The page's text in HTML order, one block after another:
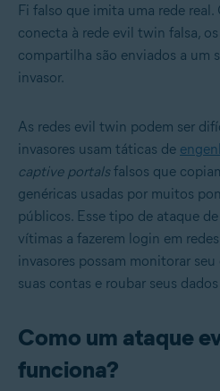
Fi falso que imita uma rede
conecta à rede evil twin falsa,
compartilha são enviados a um
invasor.
As redes evil twin podem ser
invasores usam táticas de
captive portalsfalsos que
genéricas usadas por muitos
públicos. Esse tipo de ataque de
vítimas a fazerem login em
invasores possam monitorar
suas contas e roubar seus
Como um ataque
funciona?